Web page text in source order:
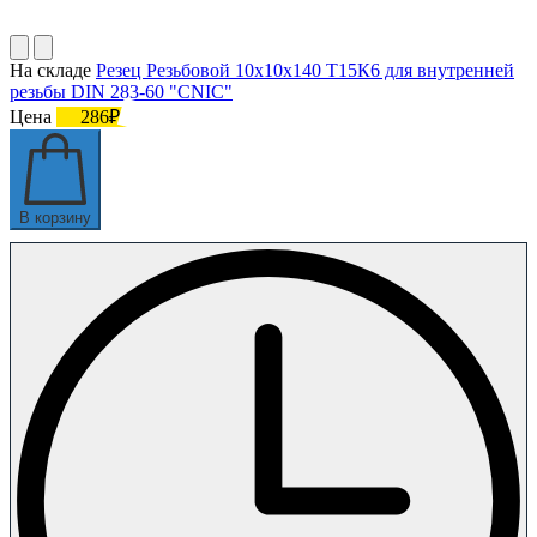
На складе Резец Резьбовой 10х10х140 Т15К6 для внутренней
резьбы DIN 283-60 "CNIC"
Цена
286₽
В корзину